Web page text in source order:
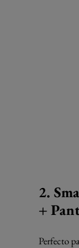
2.
+
Perfecto